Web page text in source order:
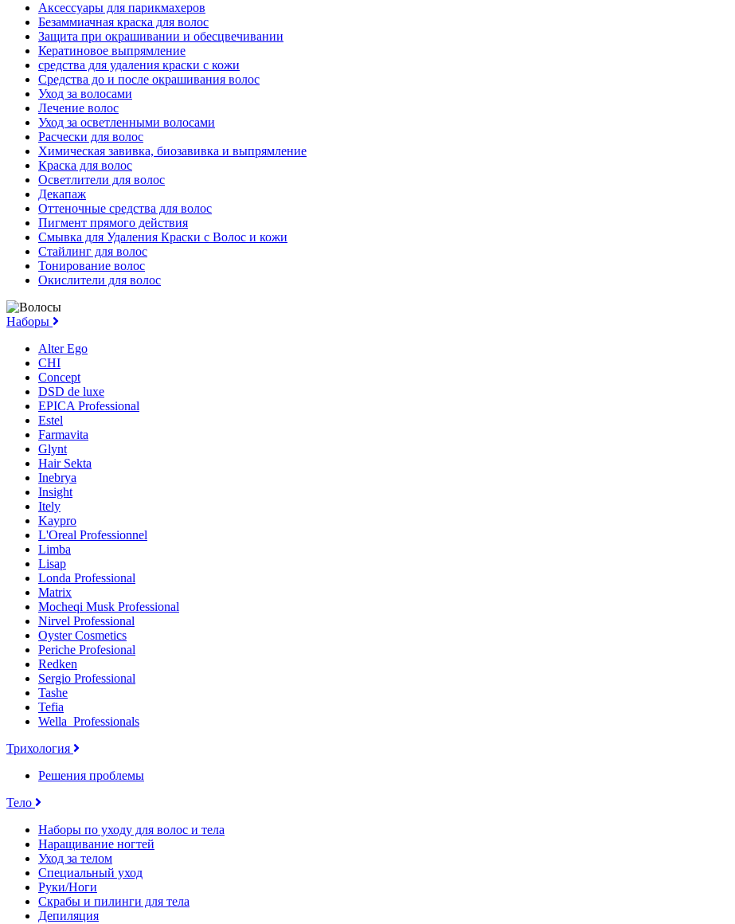
Аксессуары для парикмахеров
Безаммиачная краска для волос
Защита при окрашивании и обесцвечивании
Кератиновое выпрямление
средства для удаления краски с кожи
Средства до и после окрашивания волос
Уход за волосами
Лечение волос
Уход за осветленными волосами
Расчески для волос
Химическая завивка, биозавивка и выпрямление
Краска для волос
Осветлители для волос
Декапаж
Оттеночные средства для волос
Пигмент прямого действия
Смывка для Удаления Краски с Волос и кожи
Стайлинг для волос
Тонирование волос
Окислители для волос
Наборы
Alter Ego
CHI
Concept
DSD de luxe
EPICA Professional
Estel
Farmavita
Glynt
Hair Sekta
Inebrya
Insight
Itely
Kaypro
L'Oreal Professionnel
Limba
Lisap
Londa Professional
Matrix
Mocheqi Musk Professional
Nirvel Professional
Oyster Cosmetics
Periche Profesional
Redken
Sergio Professional
Tashe
Tefia
Wella_Professionals
Трихология
Решения проблемы
Тело
Наборы по уходу для волос и тела
Наращивание ногтей
Уход за телом
Специальный уход
Руки/Ноги
Скрабы и пилинги для тела
Депиляция